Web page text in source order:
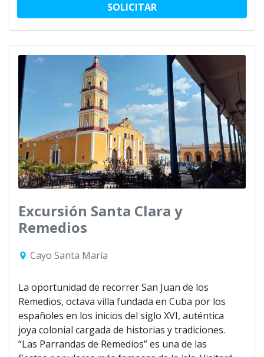
SOLICITAR
Excursión Santa Clara y
Remedios
Cayo Santa María
La oportunidad de recorrer San Juan de los
Remedios, octava villa fundada en Cuba por los
españoles en los inicios del siglo XVI, auténtica
joya colonial cargada de historias y tradiciones.
“Las Parrandas de Remedios” es una de las